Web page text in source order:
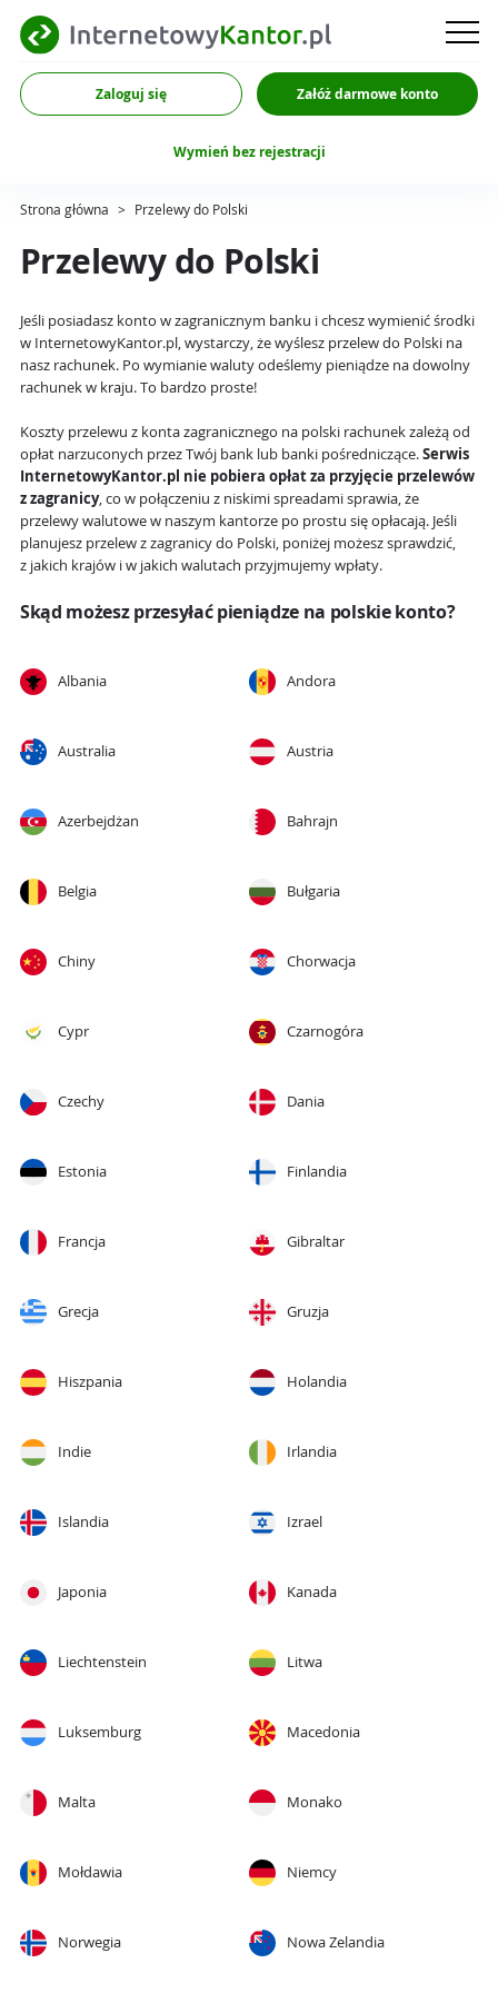
Zaloguj się Załóż darmowe konto
Wymień bez rejestracji
Strona główna > Przelewy do Polski
Przelewy do Polski
Jeśli posiadasz konto w zagranicznym banku i chcesz wymienić środki
w InternetowyKantor.pl, wystarczy, że wyślesz przelew do Polski na
nasz rachunek. Po wymianie waluty odeślemy pieniądze na dowolny
rachunek w kraju. To bardzo proste!
Koszty przelewu z konta zagranicznego na polski rachunek zależą od
opłat narzuconych przez Twój bank lub banki pośredniczące.Serwis
InternetowyKantor.pl nie pobiera opłat za przyjęcie przelewów
z zagranicy, co w połączeniu z niskimi spreadami sprawia, że
przelewy walutowe w naszym kantorze po prostu się opłacają. Jeśli
planujesz przelew z zagranicy do Polski, poniżej możesz sprawdzić,
z jakich krajów i w jakich walutach przyjmujemy wpłaty.
Skąd możesz przesyłać pieniądze na polskie konto?
Albania Andora
Australia Austria
Azerbejdżan Bahrajn
Belgia Bułgaria
Chiny Chorwacja
Cypr Czarnogóra
Czechy Dania
Estonia Finlandia
Francja Gibraltar
Grecja Gruzja
Hiszpania Holandia
Indie Irlandia
Islandia Izrael
Japonia Kanada
Liechtenstein Litwa
Luksemburg Macedonia
Malta Monako
Mołdawia Niemcy
Norwegia Nowa Zelandia